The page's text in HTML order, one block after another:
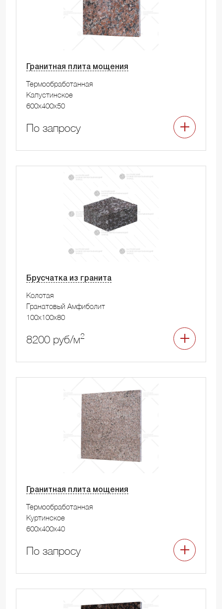
Гранитная плита мощения
Термообработанная
Капустинское
600x400x50
По запросу
Брусчатка из гранита
Колотая
Гранатовый Амфиболит
100x100x80
8200 руб/м2
Гранитная плита мощения
Термообработанная
Куртинское
600x400x40
По запросу